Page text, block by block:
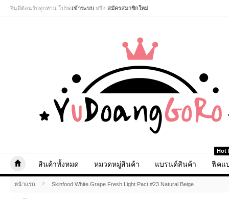
ยินดีต้อนรับทุกท่าน โปรดเข้าระบบ หรือ สมัครสมาชิกใหม่
สินค้าทั้งหมด หมวดหมู่สินค้า แบรนด์สินค้า
Hot
ฟีคแ
หน้าแรก » Skinfood White Grape Fresh Light Pact #23 Natural Beige